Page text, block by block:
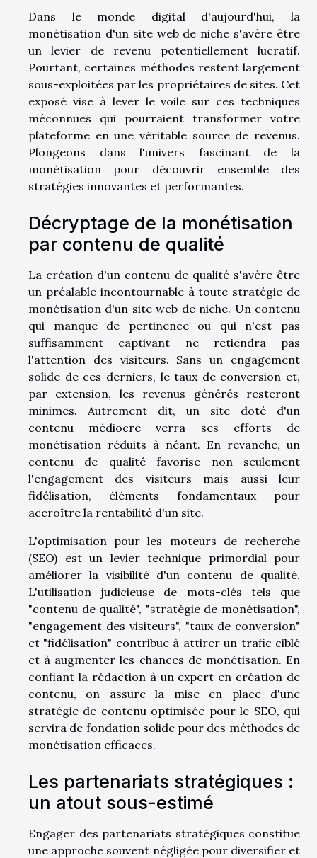
Dans le monde digital d'aujourd'hui, la
monétisation d'un site web de niche s'avère être
un levier de revenu potentiellement lucratif.
Pourtant, certaines méthodes restent largement
sous-exploitées par les propriétaires de sites. Cet
exposé vise à lever le voile sur ces techniques
méconnues qui pourraient transformer votre
plateforme en une véritable source de revenus.
Plongeons dans l'univers fascinant de la
monétisation pour découvrir ensemble des
stratégies innovantes et performantes.
Décryptage de la monétisation
par contenu de qualité
La création d'un contenu de qualité s'avère être
un préalable incontournable à toute stratégie de
monétisation d'un site web de niche. Un contenu
qui manque de pertinence ou qui n'est pas
suffisamment captivant ne retiendra pas
l'attention des visiteurs. Sans un engagement
solide de ces derniers, le taux de conversion et,
par extension, les revenus générés resteront
minimes. Autrement dit, un site doté d'un
contenu médiocre verra ses efforts de
monétisation réduits à néant. En revanche, un
contenu de qualité favorise non seulement
l'engagement des visiteurs mais aussi leur
fidélisation, éléments fondamentaux pour
accroître la rentabilité d'un site.
L'optimisation pour les moteurs de recherche
(SEO) est un levier technique primordial pour
améliorer la visibilité d'un contenu de qualité.
L'utilisation judicieuse de mots-clés tels que
"contenu de qualité", "stratégie de monétisation",
"engagement des visiteurs", "taux de conversion"
et "fidélisation" contribue à attirer un trafic ciblé
et à augmenter les chances de monétisation. En
confiant la rédaction à un expert en création de
contenu, on assure la mise en place d'une
stratégie de contenu optimisée pour le SEO, qui
servira de fondation solide pour des méthodes de
monétisation efficaces.
Les partenariats stratégiques :
un atout sous-estimé
Engager des partenariats stratégiques constitue
une approche souvent négligée pour diversifier et